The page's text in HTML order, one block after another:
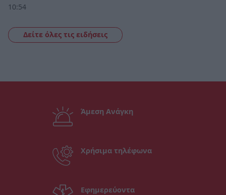
10:54
Δείτε όλες τις ειδήσεις
Άμεση Ανάγκη
Χρήσιμα τηλέφωνα
Εφημερεύοντα